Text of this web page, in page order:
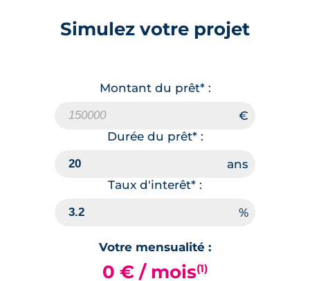
Simulez votre projet
Montant du prêt* :
Durée du prêt* :
Taux d'interêt* :
Votre mensualité :
0 € / mois(1)